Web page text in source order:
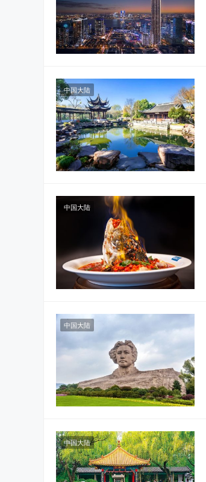
中国大陆
中国大陆
中国大陆
中国大陆